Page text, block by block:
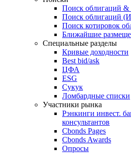
ежеквартальный
Облигации
Поиски
Поиск облигаций &
Поиск облигаций
Поиск котировок
Ближайшие
Специальные разделы
Кривые доходности
Best bid/ask
ЦФА
ESG
Сукук
Ломбардные списки
Участники рынка
Рэнкинги инвест.